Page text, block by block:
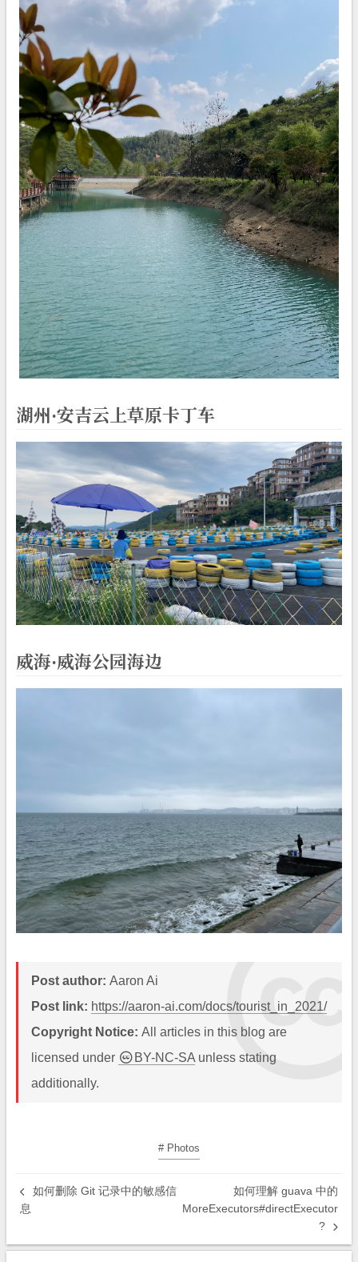
湖州·安吉云上草原卡丁车
威海·威海公园海边
Post author: Aaron Ai
Post link: https://aaron-ai.com/docs/tourist_in_2021/
Copyright Notice: All articles in this blog are
licensed under
BY-NC-SAunless stating
additionally.
# Photos
如何删除 Git 记录中的敏感信
息
如何理解 guava 中的
MoreExecutors#directExecutor
?